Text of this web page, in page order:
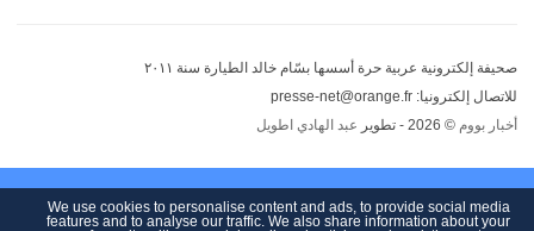
صحيفة إلكترونية عربية حرة أسسها بسّام خالد الطيارة سنة ٢٠١١
للاتصال إلكترونيا: presse-net@orange.fr
أخبار بووم © 2026 - تطوير عبد الهادي اطويل
We use cookies to personalise content and ads, to provide social media
features and to analyse our traffic. We also share information about your